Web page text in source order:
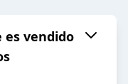
es vendido